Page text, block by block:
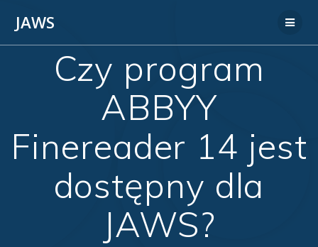
JAWS
Czy program
ABBYY
Finereader 14 jest
dostępny dla
JAWS?